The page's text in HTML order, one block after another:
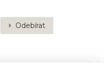
Odebírat